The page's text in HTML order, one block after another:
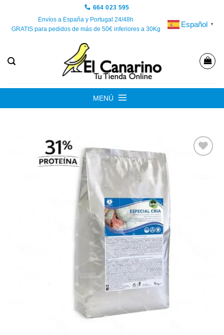
contenido
664 023 595
Envíos a España y Portugal 24/48h
GRATIS para pedidos de más de 50€ inferiores a 30Kg
Español ▼
MENÚ